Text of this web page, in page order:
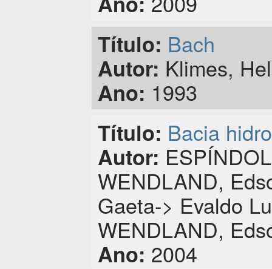
Título: Bach
Autor: Klimes,
Ano: 1993
Título: Bacia
Autor:
WENDLAND,
Gaeta-> Evaldo
WENDLAND,
Ano: 2004